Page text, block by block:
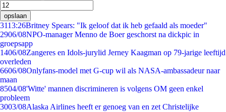
opslaan
3113:26Britney Spears: "Ik geloof dat ik heb gefaald als moeder"
2906/08NPO-manager Menno de Boer geschorst na dickpic in
groepsapp
1406/08Zangeres en Idols-jurylid Jerney Kaagman op 79-jarige leeftijd
overleden
6606/08Onlyfans-model met G-cup wil als NASA-ambassadeur naar
maan
8504/08'Witte' mannen discrimineren is volgens OM geen enkel
probleem
3003/08Alaska Airlines heeft er genoeg van en zet Christelijke